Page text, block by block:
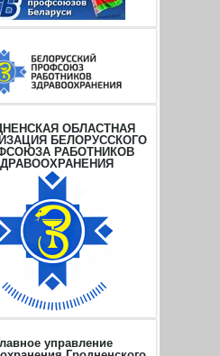
ОБЛАСТНАЯ
БЕЛОРУССКОГО
РАБОТНИКОВ
управление